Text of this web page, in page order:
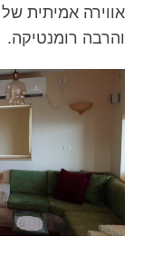
אווירה אמיתית
והרבה רומנטיקה.